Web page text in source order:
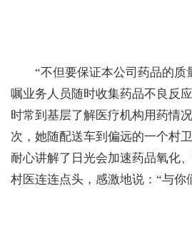
“不但要保证本公司药品的质
嘱业务人员随时收集药品不良反
时常到基层了解医疗机构用药情
次，她随配送车到偏远的一个村
耐心讲解了日光会加速药品氧化
村医连连点头，感激地说：“与